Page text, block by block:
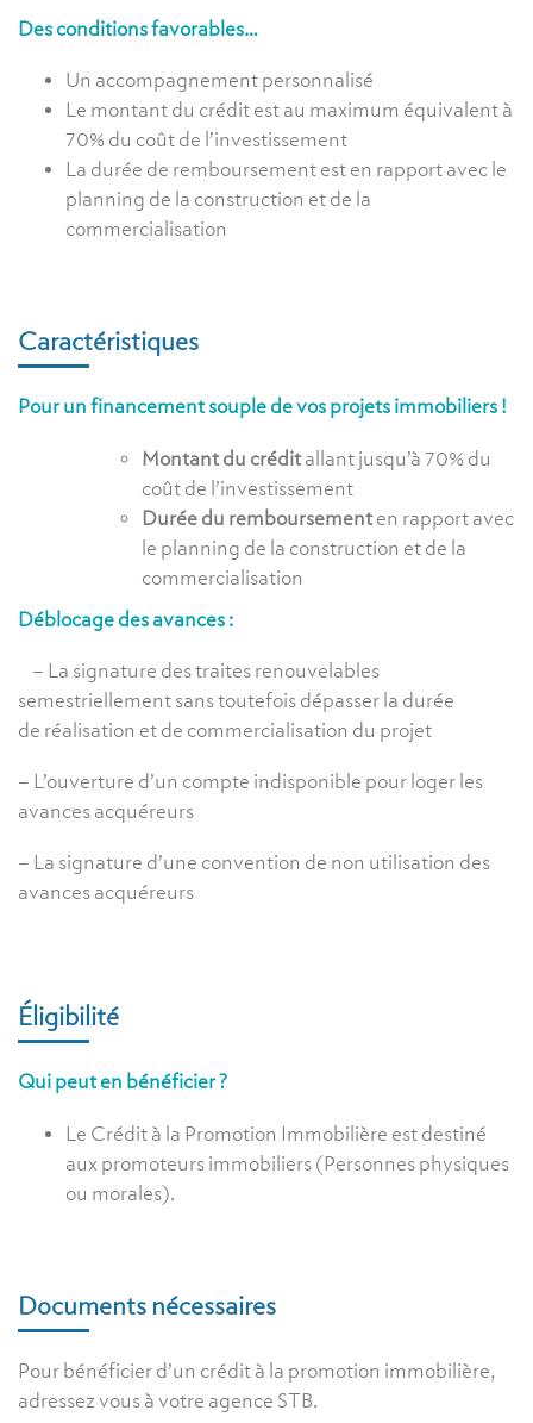
Des conditions favorables…
Un accompagnement personnalisé
Le montant du crédit est au maximum équivalent à
70% du coût de l’investissement
La durée de remboursement est en rapport avec le
planning de la construction et de la
commercialisation
Caractéristiques
Pour un financement souple de vos projets immobiliers !
Montant du créditallant jusqu’à 70% du
coût de l’investissement
Durée du remboursementen rapport avec
le planning de la construction et de la
commercialisation
Déblocage des avances :
​​ – La signature des traites renouvelables
semestriellement sans toutefois dépasser la durée
de réalisation et de commercialisation du projet
– L’ouverture d’un compte indisponible pour loger les
avances acquéreurs
– La signature d’une convention de non utilisation des
avances acquéreurs
Éligibilité
Qui peut en bénéficier ?
Le Crédit à la Promotion Immobilière est destiné
aux promoteurs immobiliers (Personnes physiques
ou morales).
Documents nécessaires
Pour bénéficier d’un crédit à la promotion immobilière,
adressez vous à votre agence STB.